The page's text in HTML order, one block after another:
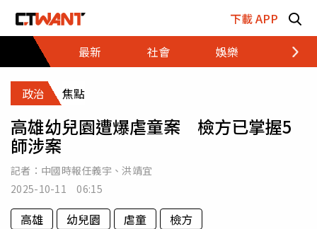
下載 APP
最新
社會 娛樂 財經
政治 焦點
高雄幼兒園遭爆虐童案 檢方已掌握5
師涉案
記者： 中國時報任義宇 、洪靖宜
2025-10-11 06:15
高雄 幼兒園 虐童 檢方